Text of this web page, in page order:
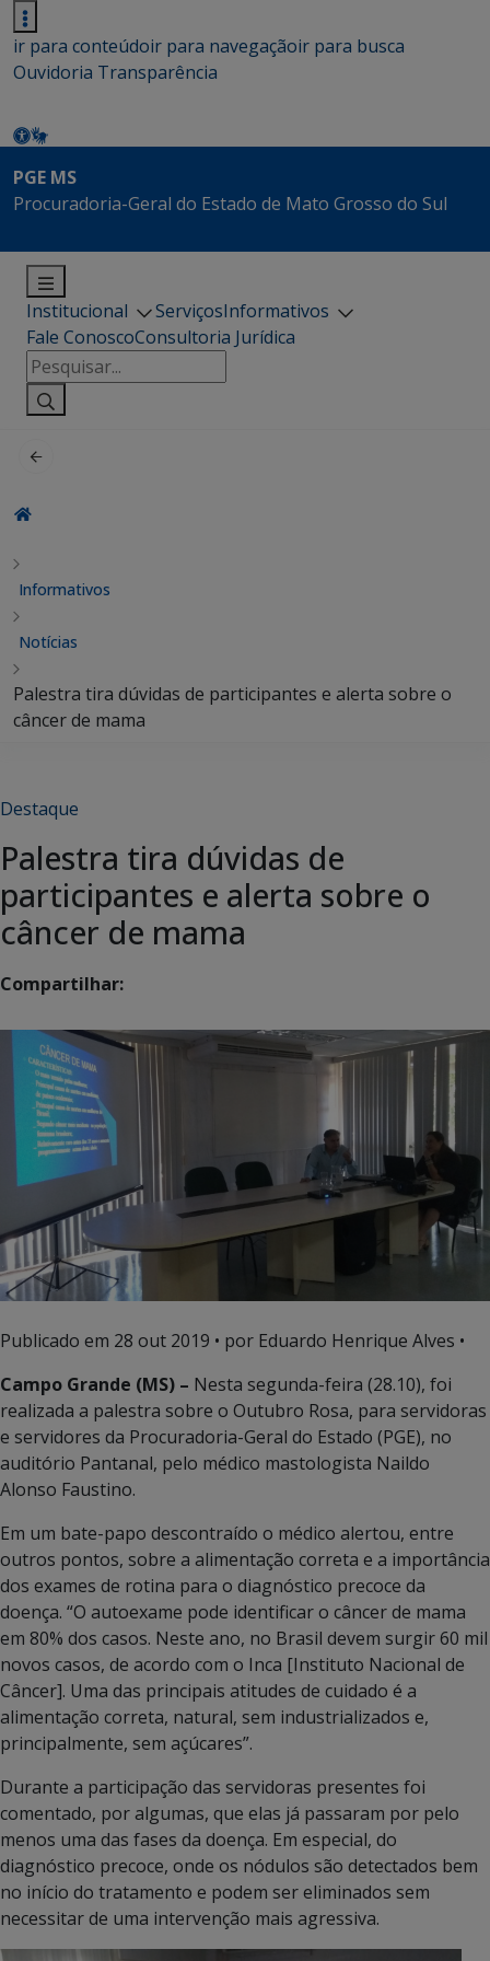
ir para conteúdoir para navegaçãoir para busca
Ouvidoria Transparência
PGE MS
Procuradoria-Geral do Estado de Mato Grosso do Sul
Institucional ServiçosInformativos
Fale ConoscoConsultoria Jurídica
Pesquisar
por:
Informativos
Notícias
Palestra tira dúvidas de participantes e alerta sobre o
câncer de mama
Destaque
Palestra tira dúvidas de
participantes e alerta sobre o
câncer de mama
Compartilhar:
Publicado em 28 out 2019 • por Eduardo Henrique Alves •
Campo Grande (MS) – Nesta segunda-feira (28.10), foi
realizada a palestra sobre o Outubro Rosa, para servidoras
e servidores da Procuradoria-Geral do Estado (PGE), no
auditório Pantanal, pelo médico mastologista Naildo
Alonso Faustino.
Em um bate-papo descontraído o médico alertou, entre
outros pontos, sobre a alimentação correta e a importância
dos exames de rotina para o diagnóstico precoce da
doença. “O autoexame pode identificar o câncer de mama
em 80% dos casos. Neste ano, no Brasil devem surgir 60 mil
novos casos, de acordo com o Inca [Instituto Nacional de
Câncer]. Uma das principais atitudes de cuidado é a
alimentação correta, natural, sem industrializados e,
principalmente, sem açúcares”.
Durante a participação das servidoras presentes foi
comentado, por algumas, que elas já passaram por pelo
menos uma das fases da doença. Em especial, do
diagnóstico precoce, onde os nódulos são detectados bem
no início do tratamento e podem ser eliminados sem
necessitar de uma intervenção mais agressiva.